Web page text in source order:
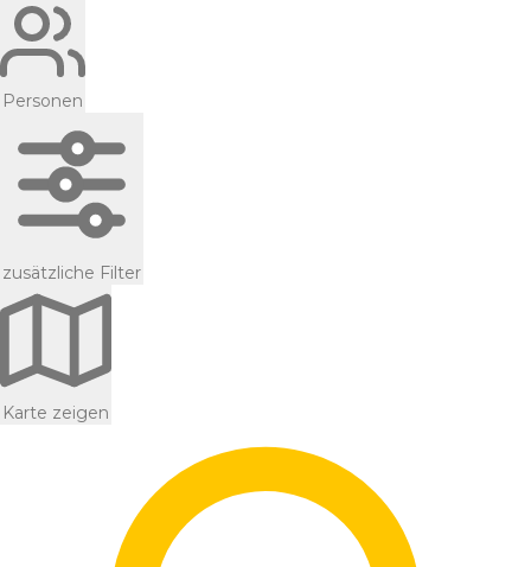
Personen
zusätzliche Filter
Karte zeigen